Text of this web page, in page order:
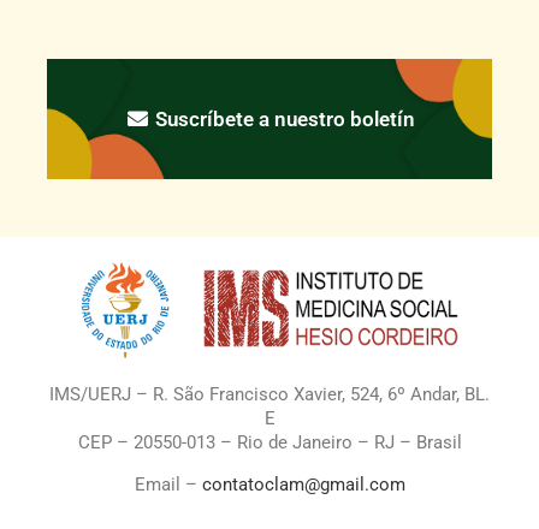
Suscríbete a nuestro boletín
IMS/UERJ – R. São Francisco Xavier, 524, 6º Andar, BL.
E
CEP – 20550-013 – Rio de Janeiro – RJ – Brasil
Email – contatoclam@gmail.com